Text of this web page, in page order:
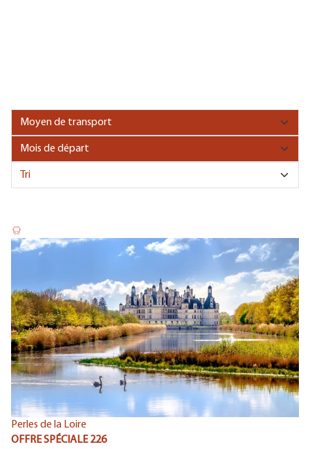
Perles de la Loire
OFFRE SPÉCIALE 226